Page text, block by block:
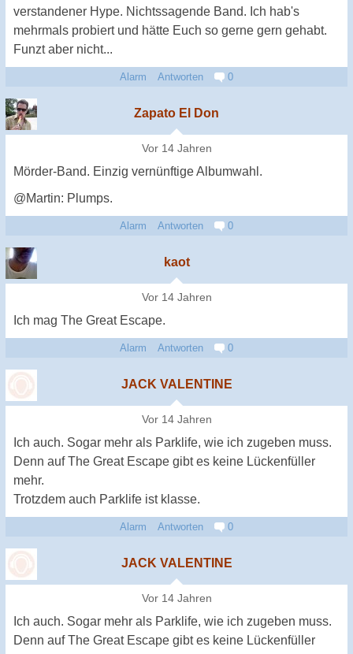
verstandener Hype. Nichtssagende Band. Ich hab's
mehrmals probiert und hätte Euch so gerne gern gehabt.
Funzt aber nicht...
Alarm Antworten 0
Zapato El Don
Vor 14 Jahren
Mörder-Band. Einzig vernünftige Albumwahl.
@Martin: Plumps.
Alarm Antworten 0
kaot
Vor 14 Jahren
Ich mag The Great Escape.
Alarm Antworten 0
JACK VALENTINE
Vor 14 Jahren
Ich auch. Sogar mehr als Parklife, wie ich zugeben muss.
Denn auf The Great Escape gibt es keine Lückenfüller
mehr.
Trotzdem auch Parklife ist klasse.
Alarm Antworten 0
JACK VALENTINE
Vor 14 Jahren
Ich auch. Sogar mehr als Parklife, wie ich zugeben muss.
Denn auf The Great Escape gibt es keine Lückenfüller